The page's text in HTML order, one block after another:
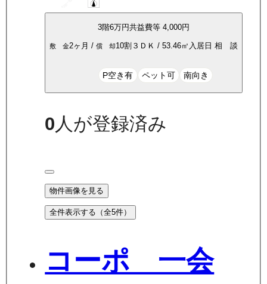
3階6万円共益費等4,000円
敷 金2ヶ月 /償 却10割 ３ＤＫ /53.46㎡ 入居日相 談
P空き有 ペット可 南向き
0 人が登録済み
物件画像を見る
全件表示する（全5件）
コーポ 一会